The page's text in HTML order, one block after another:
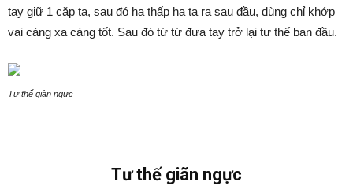
tay giữ 1 cặp tạ, sau đó hạ thấp hạ tạ ra sau đầu, dùng chỉ khớp
vai càng xa càng tốt. Sau đó từ từ đưa tay trở lại tư thế ban đầu.
Tư thế giãn ngực
Tư thế giãn ngực